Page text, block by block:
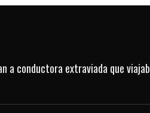
a conductora extraviada que